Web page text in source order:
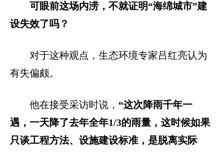
可眼前这场内涝，不就证明“海绵城市”建
设失效了吗？
对于这种观点，生态环境专家吕红亮认为
有失偏颇。
他在接受采访时说， “这次降雨千年一
遇，一天降了去年全年1/3的雨量，这时候如果
只谈工程方法、设施建设标准，是脱离实际